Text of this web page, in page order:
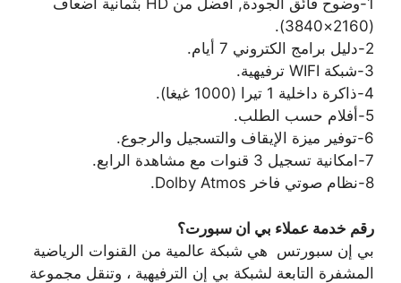
1-وضوح فائق الجودة, أفضل من HD بثمانية أضعاف
(2160×3840).
2-دليل برامج الكتروني 7 أيام.
3-شبكة WIFI ترفيهية.
4-ذاكرة داخلية 1 تيرا (1000 غيغا).
5-أفلام حسب الطلب.
6-توفير ميزة الإيقاف والتسجيل والرجوع.
7-امكانية تسجيل 3 قنوات مع مشاهدة الرابع.
8-نظام صوتي فاخر Dolby Atmos.
رقم خدمة عملاء بي ان سبورت؟
بي إن سبورتس ‏ هي شبكة عالمية من القنوات الرياضية
المشفرة التابعة لشبكة بي إن الترفيهية ‏، وتنقل مجموعة